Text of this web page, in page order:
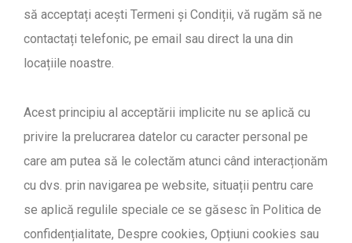
să acceptați acești Termeni și Condiții, vă rugăm să ne
contactați telefonic, pe email sau direct la una din
locațiile noastre.
Acest principiu al acceptării implicite nu se aplică cu
privire la prelucrarea datelor cu caracter personal pe
care am putea să le colectăm atunci când interacționăm
cu dvs. prin navigarea pe website, situații pentru care
se aplică regulile speciale ce se găsesc în Politica de
confidențialitate, Despre cookies, Opțiuni cookies sau